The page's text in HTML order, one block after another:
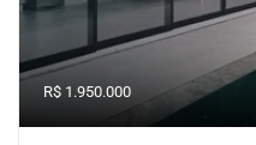
R$ 1.950.000